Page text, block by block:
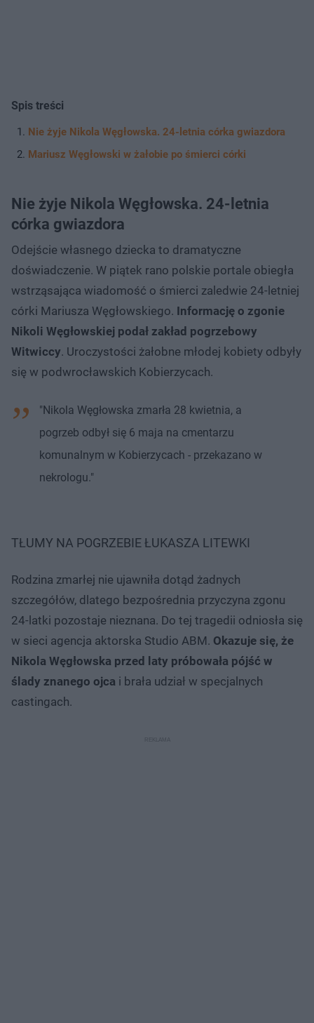
Spis treści
Nie żyje Nikola Węgłowska. 24-letnia córka gwiazdora
Mariusz Węgłowski w żałobie po śmierci córki
Nie żyje Nikola Węgłowska. 24-letnia
córka gwiazdora
Odejście własnego dziecka to dramatyczne
doświadczenie. W piątek rano polskie portale obiegła
wstrząsająca wiadomość o śmierci zaledwie 24-letniej
córki Mariusza Węgłowskiego. Informację o zgonie
Nikoli Węgłowskiej podał zakład pogrzebowy
Witwiccy. Uroczystości żałobne młodej kobiety odbyły
się w podwrocławskich Kobierzycach.
"Nikola Węgłowska zmarła 28 kwietnia, a
pogrzeb odbył się 6 maja na cmentarzu
komunalnym w Kobierzycach - przekazano w
nekrologu."
TŁUMY NA POGRZEBIE ŁUKASZA LITEWKI
Rodzina zmarłej nie ujawniła dotąd żadnych
szczegółów, dlatego bezpośrednia przyczyna zgonu
24-latki pozostaje nieznana. Do tej tragedii odniosła się
w sieci agencja aktorska Studio ABM. Okazuje się, że
Nikola Węgłowska przed laty próbowała pójść w
ślady znanego ojca i brała udział w specjalnych
castingach.